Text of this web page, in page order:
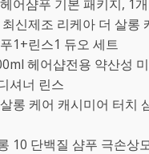
어샴푸 기본 패키지, 1개
신제조 리케아 더 살롱
1+린스1 듀오 세트
헤어샵전용 약산성
셔너 린스
롱 케어 캐시미어 터치
10 단백질 샴푸 극손상